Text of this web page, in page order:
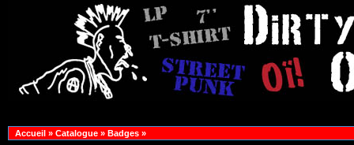
Accueil» Catalogue» Badges»